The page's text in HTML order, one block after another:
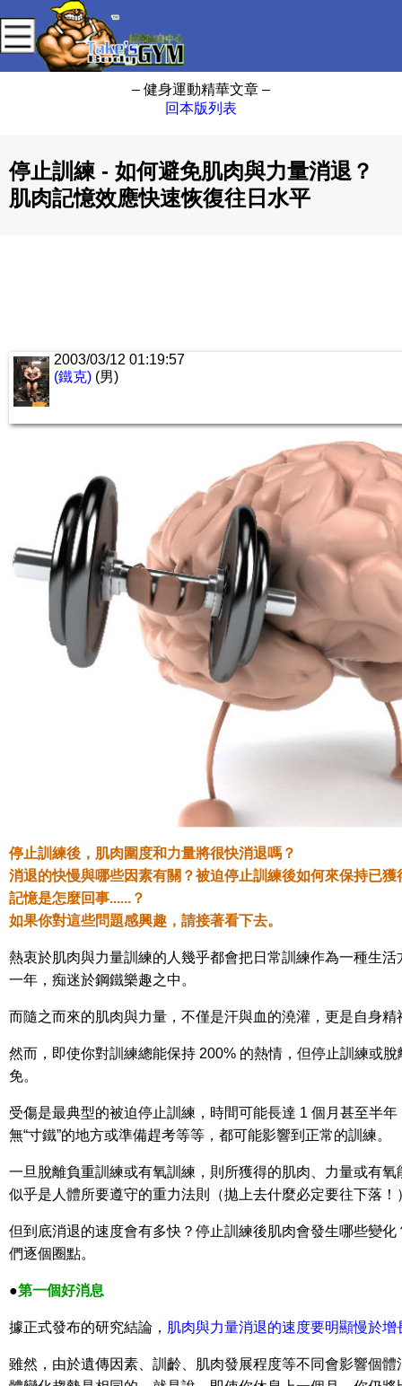
– 健身運動精華文章 –
回本版列表
停止訓練 - 如何避免肌肉與力量消退？
肌肉記憶效應快速恢復往日水平
2003/03/12 01:19:57
(鐵克) (男)
停止訓練後，肌肉圍度和力量將很快消退嗎？
消退的快慢與哪些因素有關？被迫停止訓練後如何來保持已
記憶是怎麼回事......？
如果你對這些問題感興趣，請接著看下去。
熱衷於肌肉與力量訓練的人幾乎都會把日常訓練作為一種生
一年，痴迷於鋼鐵樂趣之中。
而隨之而來的肌肉與力量，不僅是汗與血的澆灌，更是自身
然而，即使你對訓練總能保持 200% 的熱情，但停止訓練或
免。
受傷是最典型的被迫停止訓練，時間可能長達 1 個月甚至半
無“寸鐵”的地方或準備趕考等等，都可能影響到正常的訓練。
一旦脫離負重訓練或有氧訓練，則所獲得的肌肉、力量或有
似乎是人體所要遵守的重力法則（拋上去什麼必定要往下落！
但到底消退的速度會有多快？停止訓練後肌肉會發生哪些變
們逐個圈點。
●第一個好消息
據正式發布的研究結論， 肌肉與力量消退的速度要明顯慢於增
雖然，由於遺傳因素、訓齡、肌肉發展程度等不同會影響個